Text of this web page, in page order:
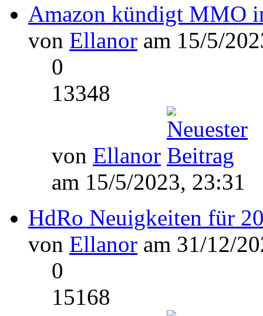
Amazon kündigt MMO
von Ellanor am 15/5/
0
13348
von Ellanor
am 15/5/2023, 23:31
HdRo Neuigkeiten für
von Ellanor am 31/12/
0
15168